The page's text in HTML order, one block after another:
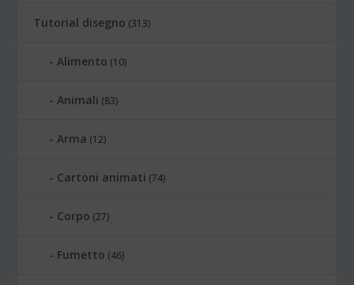
Tutorial disegno (313)
Alimento (10)
Animali (83)
Arma (12)
Cartoni animati (74)
Corpo (27)
Fumetto (46)